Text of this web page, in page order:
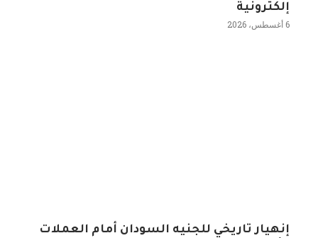
إلكترونية
6 أغسطس، 2026
إنهيار تاريخي للجنيه السودان أمام العملات